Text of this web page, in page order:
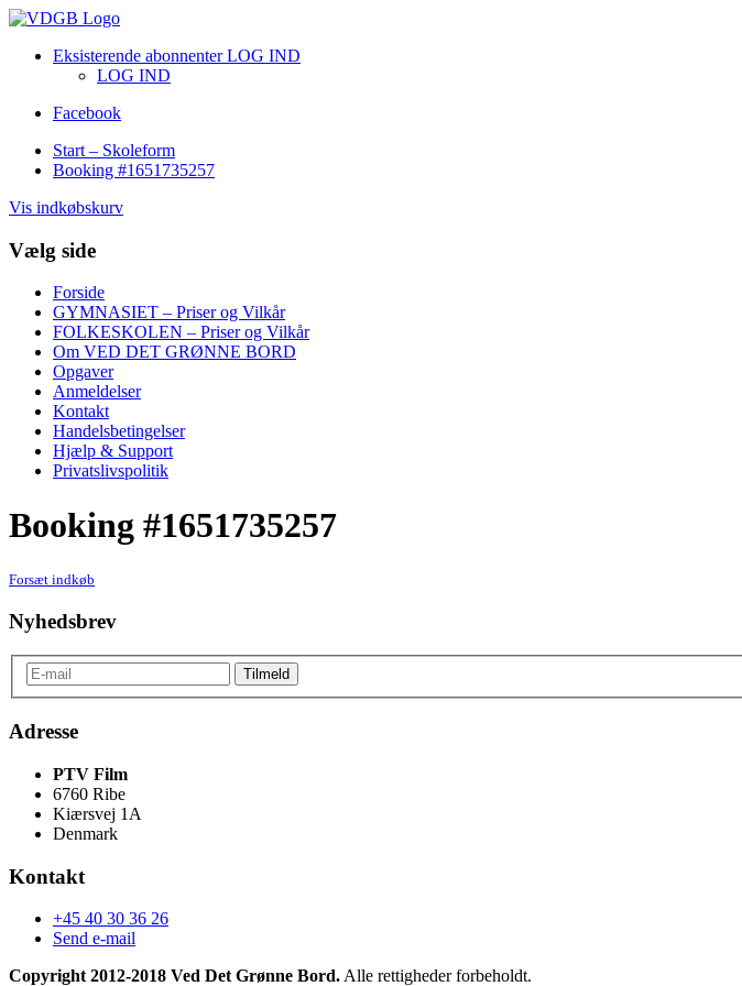
Eksisterende abonnenter LOG IND
LOG IND
Facebook
Start – Skoleform
Booking #1651735257
Vis indkøbskurv
Vælg side
Forside
GYMNASIET – Priser og Vilkår
FOLKESKOLEN – Priser og Vilkår
Om VED DET GRØNNE BORD
Opgaver
Anmeldelser
Kontakt
Handelsbetingelser
Hjælp & Support
Privatslivspolitik
Booking #1651735257
Forsæt indkøb
Nyhedsbrev
Adresse
PTV Film
6760 Ribe
Kiærsvej 1A
Denmark
Kontakt
+45 40 30 36 26
Send e-mail
Copyright 2012-2018 Ved Det Grønne Bord. Alle rettigheder forbeholdt.